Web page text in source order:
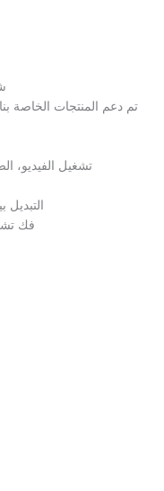
تم دعم المنتجات الخاصة
تشغيل الفيديو،
التبديل
فك